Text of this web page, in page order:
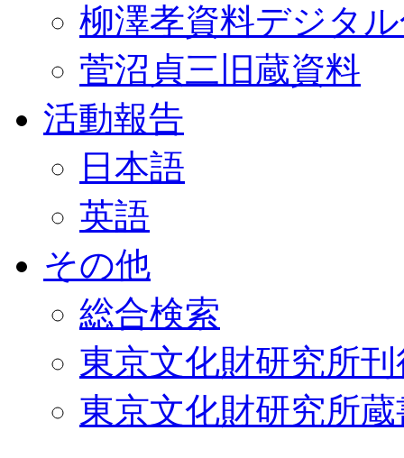
柳澤孝資料デジタ
菅沼貞三旧蔵資料
活動報告
日本語
英語
その他
総合検索
東京文化財研究所
東京文化財研究所